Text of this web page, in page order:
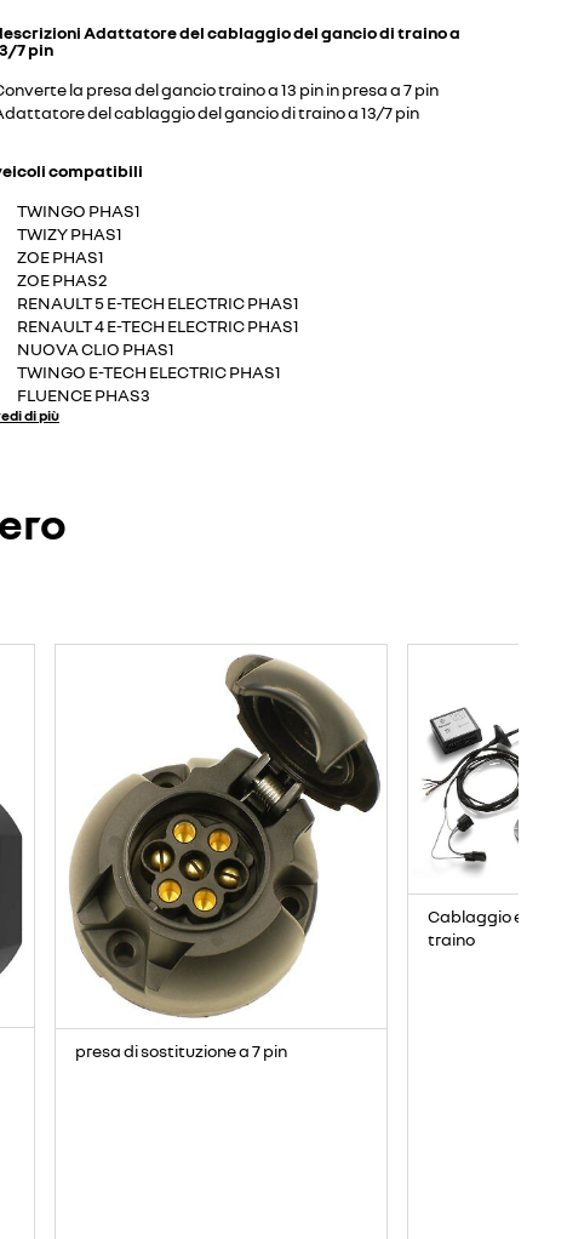
Adattatore del cablaggio del gancio di traino a
7 pin
la presa del gancio traino a 13 pin in presa a 7 pin
del cablaggio del gancio di traino a 13/7 pin
compatibili
TWINGO PHAS1
TWIZY PHAS1
ZOE PHAS1
ZOE PHAS2
RENAULT 5 E-TECH ELECTRIC PHAS1
RENAULT 4 E-TECH ELECTRIC PHAS1
NUOVA CLIO PHAS1
TWINGO E-TECH ELECTRIC PHAS1
FLUENCE PHAS3
di più
presa di sostituzione a 7 pin
Cablaggio
traino